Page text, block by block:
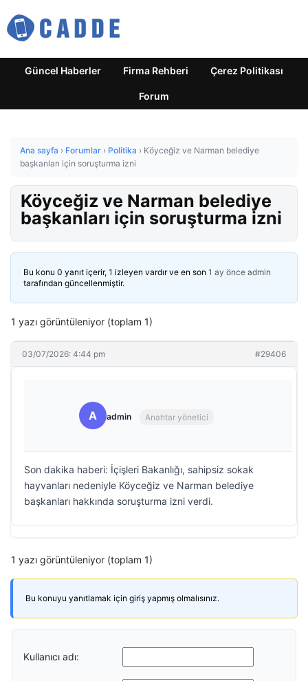
Güncel Haberler Firma Rehberi Çerez Politikası
Forum
Ana sayfa › Forumlar › Politika › Köyceğiz ve Narman belediye
başkanları için soruşturma izni
Köyceğiz ve Narman belediye
başkanları için soruşturma izni
Bu konu 0 yanıt içerir, 1 izleyen vardır ve en son 1 ay önce admin
tarafından güncellenmiştir.
1 yazı görüntüleniyor (toplam 1)
03/07/2026: 4:44 pm #29406
A admin Anahtar yönetici
Son dakika haberi: İçişleri Bakanlığı, sahipsiz sokak
hayvanları nedeniyle Köyceğiz ve Narman belediye
başkanları hakkında soruşturma izni verdi.
1 yazı görüntüleniyor (toplam 1)
Bu konuyu yanıtlamak için giriş yapmış olmalısınız.
Kullanıcı adı: